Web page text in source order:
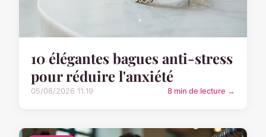
10 élégantes bagues anti-stress
pour réduire l'anxiété
05/08/2026 11:19 8 min de lecture →